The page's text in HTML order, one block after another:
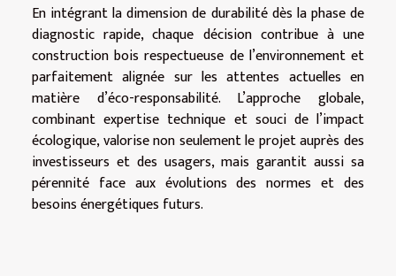
En intégrant la dimension de durabilité dès la phase de
diagnostic rapide, chaque décision contribue à une
construction bois respectueuse de l’environnement et
parfaitement alignée sur les attentes actuelles en
matière d’éco-responsabilité. L’approche globale,
combinant expertise technique et souci de l’impact
écologique, valorise non seulement le projet auprès des
investisseurs et des usagers, mais garantit aussi sa
pérennité face aux évolutions des normes et des
besoins énergétiques futurs.